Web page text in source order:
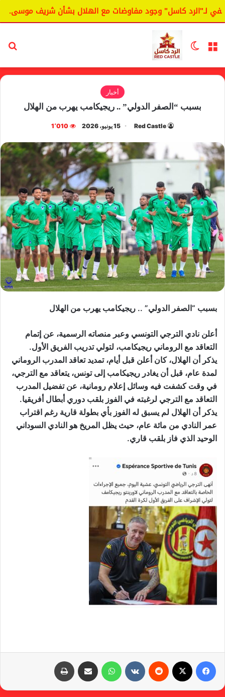
كاسل" وجود مفاوضات مع الهلال بشأن شريف موسى.
القائمة الوضع المظلم
أخبار
بسبب “الصفر الدولي” .. ريجيكامب يهرب من الهلال
Red Castle 15 يونيو، 2026 1٬010
بسبب “الصفر الدولي” .. ريجيكامب يهرب من الهلال
أعلن نادي الترجي التونسي وعبر منصاته الرسمية، عن إتمام
التعاقد مع الروماني ريجيكامب، لتولي تدريب الفريق الأول.
يذكر أن الهلال، كان أعلن قبل أيام، تمديد تعاقد المدرب الروماني
لمدة عام، قبل أن يغادر ريجيكامب إلى تونس، يتعاقد مع الترجي،
في وقت كشفت فيه وسائل إعلام رومانية، عن تفضيل المدرب
التعاقد مع الترجي لرغبته في الفوز بلقب دوري أبطال أفريقيا.
يذكر أن الهلال لم يسبق له الفوز بأي بطولة قارية رغم اقتراب
عمر النادي من مائة عام، حيث يظل المريخ هو النادي السوداني
الوحيد الذي فاز بلقب قاري.
واتساب